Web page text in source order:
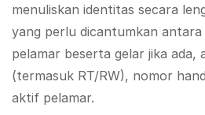
menuliskan identitas secara
yang perlu dicantumkan antara
pelamar beserta gelar jika ada,
(termasuk RT/RW), nomor
aktif pelamar.